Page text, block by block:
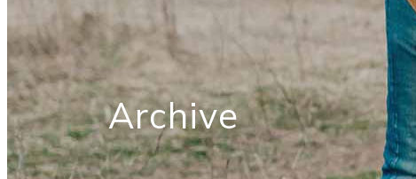
Archive